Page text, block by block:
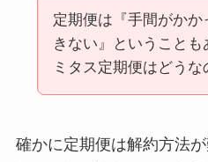
定期便は『手間がかか
きない』ということも
ミタス定期便はどうな
確かに定期便は解約方法